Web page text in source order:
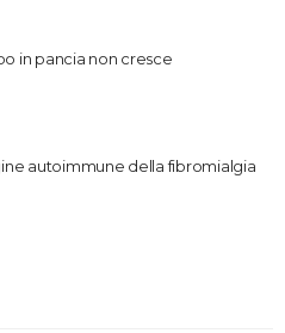
in pancia non cresce
autoimmune della fibromialgia